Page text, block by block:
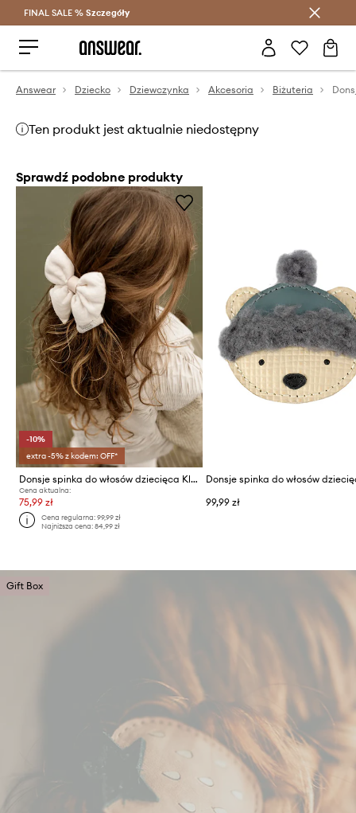
Oszczędzaj z Answear Club >
FINAL SALE % Szczegóły
Answear Dziecko Dziewczynka Akcesoria Biżuteria
Ten produkt jest aktualnie niedostępny
Sprawdź podobne produkty
-10%
extra -5% z kodem: OFF*
Donsje spinka do włosów dziecięca Klasina Clip
Cena aktualna:
75,99 zł
Cena regularna:99,99 zł
Najniższa cena:84,99 zł
99,99 zł
Gift Box